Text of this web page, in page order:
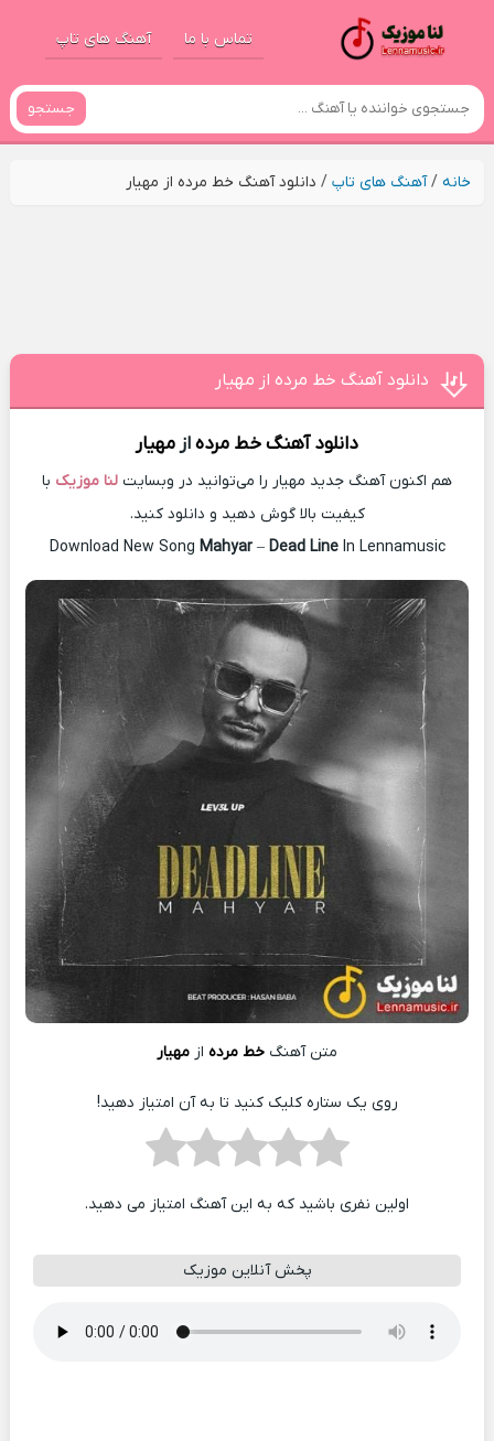
تماس با ما آهنگ های تاپ
جستجو
خانه/آهنگ های تاپ/ دانلود آهنگ خط مرده از مهیار
دانلود آهنگ خط مرده از مهیار
دانلود آهنگخط مردهازمهیار
هم اکنون آهنگ جدید مهیار را می‌توانید در وبسایت لنا موزیک با
کیفیت بالا گوش دهید و دانلود کنید.
Download New Song Mahyar– Dead LineIn Lennamusic
متن آهنگ خط مرده از مهیار
روی یک ستاره کلیک کنید تا به آن امتیاز دهید!
اولین نفری باشید که به این آهنگ امتیاز می دهید.
پخش آنلاین موزیک